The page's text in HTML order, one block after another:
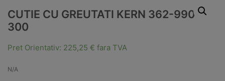
CUTIE CU GREUTATI KERN 362-990-
300
Pret Orientativ: 225,25 € fara TVA
N/A